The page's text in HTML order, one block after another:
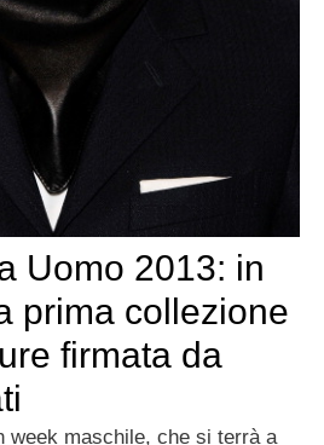
Uomo 2013: in
prima collezione
firmata da
week maschile, che si terrà a